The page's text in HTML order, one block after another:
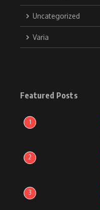
Uncategorized
Varia
Featured Posts
1
2
3